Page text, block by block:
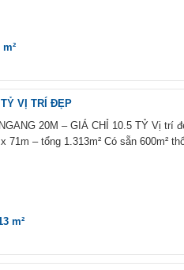
m²
VỊ TRÍ ĐẸP
20M – GIÁ CHỈ 10.5 TỶ Vị trí
71m – tổng 1.313m² Có sẵn 600m²
m²